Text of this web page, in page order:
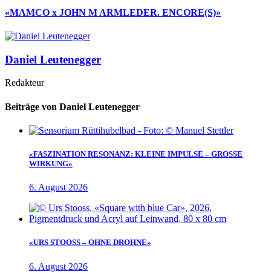
«MAMCO x JOHN M ARMLEDER. ENCORE(S)»
Daniel Leutenegger
Redakteur
Beiträge von Daniel Leutenegger
«FASZINATION RESONANZ: KLEINE IMPULSE – GROSSE
WIRKUNG»
6. August 2026
«URS STOOSS – OHNE DROHNE»
6. August 2026